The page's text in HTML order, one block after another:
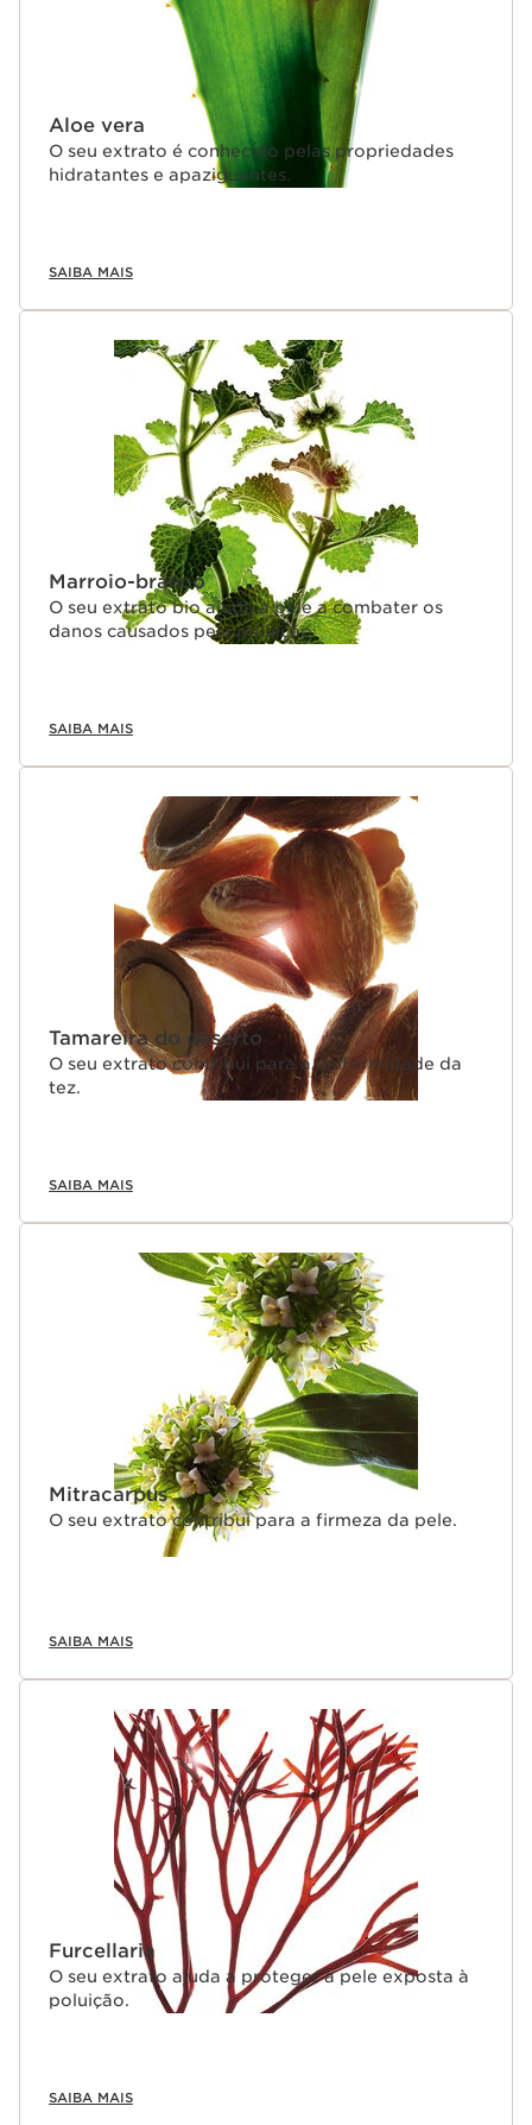
Aloe vera
O seu extrato é conhecido pelas propriedades
hidratantes e apaziguantes.
SAIBA MAIS
Marroio-branco
O seu extrato bio ajuda a pele a combater os
danos causados pela poluição.
SAIBA MAIS
Tamareira do deserto
O seu extrato contribui para a uniformidade da
tez.
SAIBA MAIS
Mitracarpus
O seu extrato contribui para a firmeza da pele.
SAIBA MAIS
Furcellaria
O seu extrato ajuda a proteger a pele exposta à
poluição.
SAIBA MAIS